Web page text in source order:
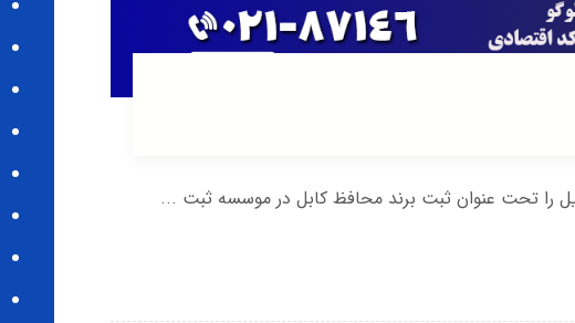
را تحت عنوان ثبت برند محافظ کابل در موسسه ثبت ...